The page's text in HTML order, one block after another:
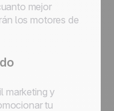
mejor
los motores de
marketing y
tu